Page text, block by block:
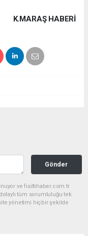
K.MARAŞ HABERİ
Gönder
ve fisiltihaber.com.tr
tüm sorumluluğu tek
yönetimi hiçbir şekilde